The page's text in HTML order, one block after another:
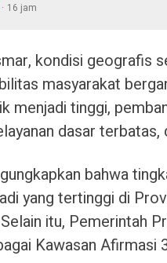
16 jam
kondisi geografis
masyarakat
menjadi tinggi,
dasar
bahwa
yang tertinggi di
itu, Pemerintah
Kawasan Afirmasi